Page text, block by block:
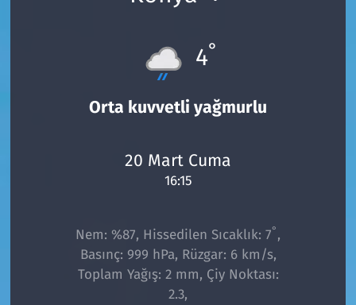
4°
Orta kuvvetli yağmurlu
20 Mart Cuma
16:15
Nem: %87, Hissedilen Sıcaklık: 7° ,
Basınç: 999 hPa, Rüzgar: 6 km/s,
Toplam Yağış: 2 mm, Çiy Noktası:
2.3,